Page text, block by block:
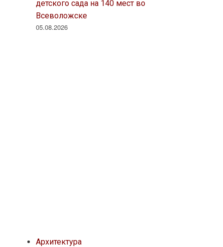
детского сада на 140 мест во
Всеволожске
05.08.2026
Архитектура